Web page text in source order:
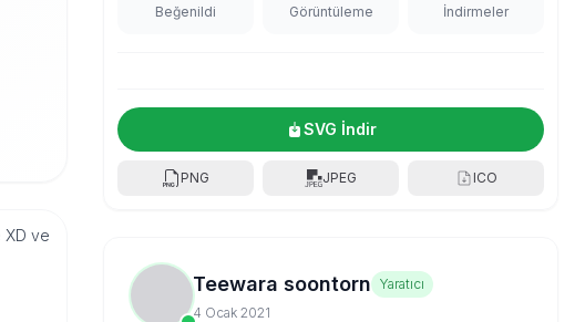
XD ve
Beğenildi Görüntüleme İndirmeler
SVG İndir
PNG JPEG ICO
Teewara soontorn Yaratıcı
4 Ocak 2021